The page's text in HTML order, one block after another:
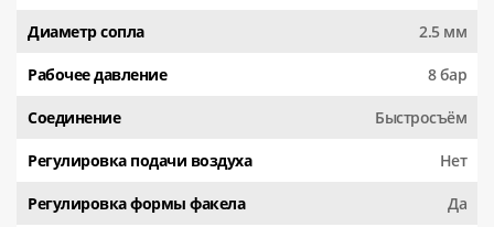
Диаметр сопла 2.5 мм
Рабочее давление 8 бар
Соединение Быстросъём
Регулировка подачи воздуха Нет
Регулировка формы факела Да